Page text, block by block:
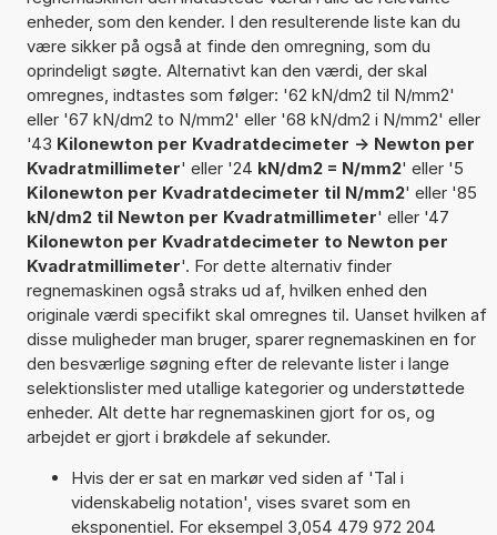
enheder, som den kender. I den resulterende liste kan du
være sikker på også at finde den omregning, som du
oprindeligt søgte. Alternativt kan den værdi, der skal
omregnes, indtastes som følger: '62 kN/dm2 til N/mm2'
eller '67 kN/dm2 to N/mm2' eller '68 kN/dm2 i N/mm2' eller
'43 Kilonewton per Kvadratdecimeter -> Newton per
Kvadratmillimeter' eller '24 kN/dm2 = N/mm2' eller '5
Kilonewton per Kvadratdecimeter til N/mm2' eller '85
kN/dm2 til Newton per Kvadratmillimeter' eller '47
Kilonewton per Kvadratdecimeter to Newton per
Kvadratmillimeter'. For dette alternativ finder
regnemaskinen også straks ud af, hvilken enhed den
originale værdi specifikt skal omregnes til. Uanset hvilken af
disse muligheder man bruger, sparer regnemaskinen en for
den besværlige søgning efter de relevante lister i lange
selektionslister med utallige kategorier og understøttede
enheder. Alt dette har regnemaskinen gjort for os, og
arbejdet er gjort i brøkdele af sekunder.
Hvis der er sat en markør ved siden af 'Tal i
videnskabelig notation', vises svaret som en
eksponentiel. For eksempel 3,054 479 972 204